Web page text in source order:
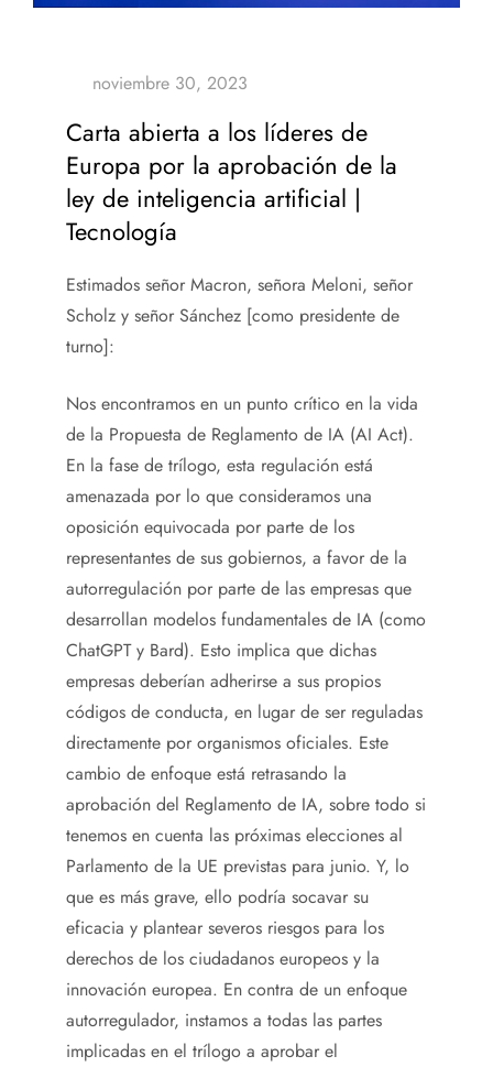
Carta abierta a los líderes de
Europa por la aprobación de la
ley de inteligencia artificial |
Tecnología
Estimados señor Macron, señora Meloni, señor
Scholz y señor Sánchez [como presidente de
turno]:
Nos encontramos en un punto crítico en la vida
de la Propuesta de Reglamento de IA (AI Act).
En la fase de trílogo, esta regulación está
amenazada por lo que consideramos una
oposición equivocada por parte de los
representantes de sus gobiernos, a favor de la
autorregulación por parte de las empresas que
desarrollan modelos fundamentales de IA (como
ChatGPT y Bard). Esto implica que dichas
empresas deberían adherirse a sus propios
códigos de conducta, en lugar de ser reguladas
directamente por organismos oficiales. Este
cambio de enfoque está retrasando la
aprobación del Reglamento de IA, sobre todo si
tenemos en cuenta las próximas elecciones al
Parlamento de la UE previstas para junio. Y, lo
que es más grave, ello podría socavar su
eficacia y plantear severos riesgos para los
derechos de los ciudadanos europeos y la
innovación europea. En contra de un enfoque
autorregulador, instamos a todas las partes
implicadas en el trílogo a aprobar el